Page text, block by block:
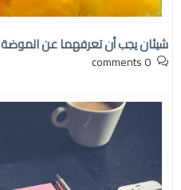
شيئان يجب أن تعرفهما عن الموضة
0 comments